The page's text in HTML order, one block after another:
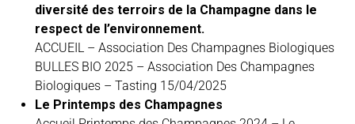
diversité des terroirs de la Champagne dans le
respect de l’environnement.
ACCUEIL – Association Des Champagnes Biologiques
BULLES BIO 2025 – Association Des Champagnes
Biologiques – Tasting 15/04/2025
Le Printemps des Champagnes